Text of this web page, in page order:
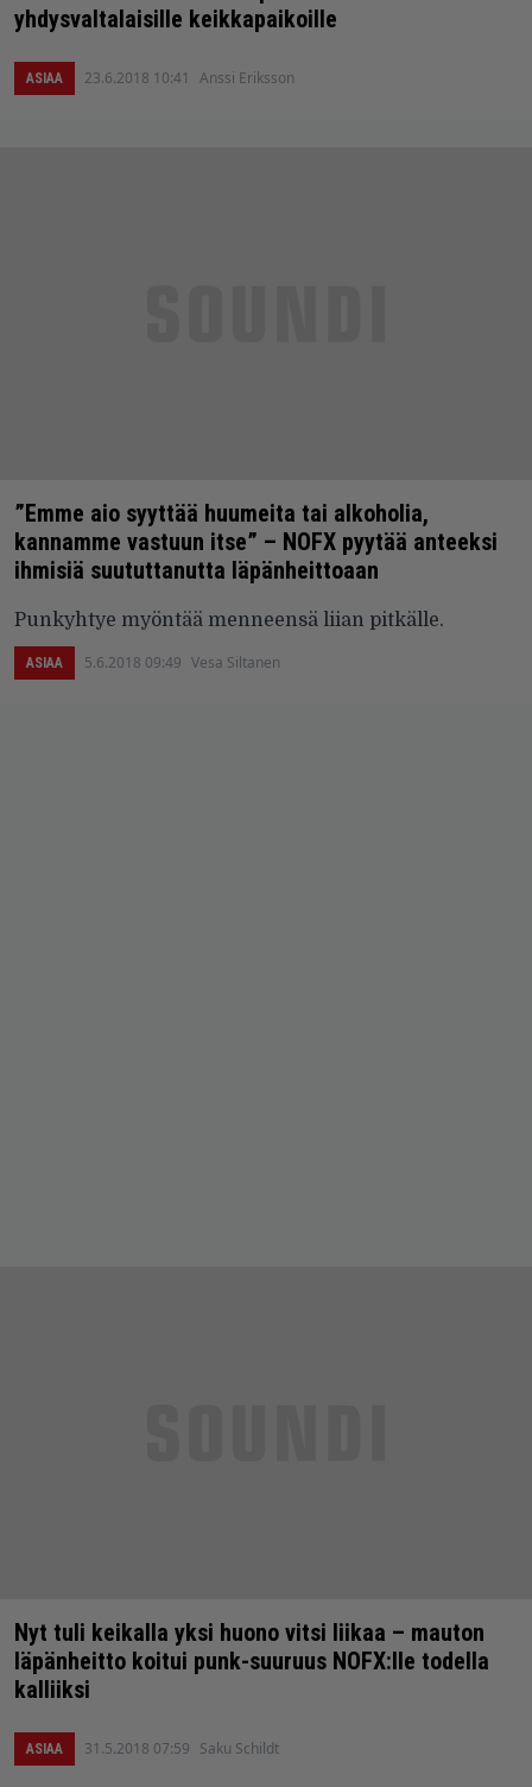
yhdysvaltalaisille keikkapaikoille
ASIAA 23.6.2018 10:41 Anssi Eriksson
”Emme aio syyttää huumeita tai alkoholia,
kannamme vastuun itse” – NOFX pyytää anteeksi
ihmisiä suututtanutta läpänheittoaan
Punkyhtye myöntää menneensä liian pitkälle.
ASIAA 5.6.2018 09:49 Vesa Siltanen
Nyt tuli keikalla yksi huono vitsi liikaa – mauton
läpänheitto koitui punk-suuruus NOFX:lle todella
kalliiksi
ASIAA 31.5.2018 07:59 Saku Schildt